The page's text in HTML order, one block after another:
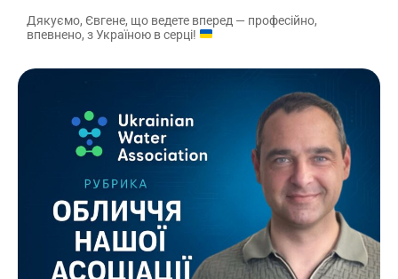
Дякуємо, Євгене, що ведете вперед — професійно,
впевнено, з Україною в серці!